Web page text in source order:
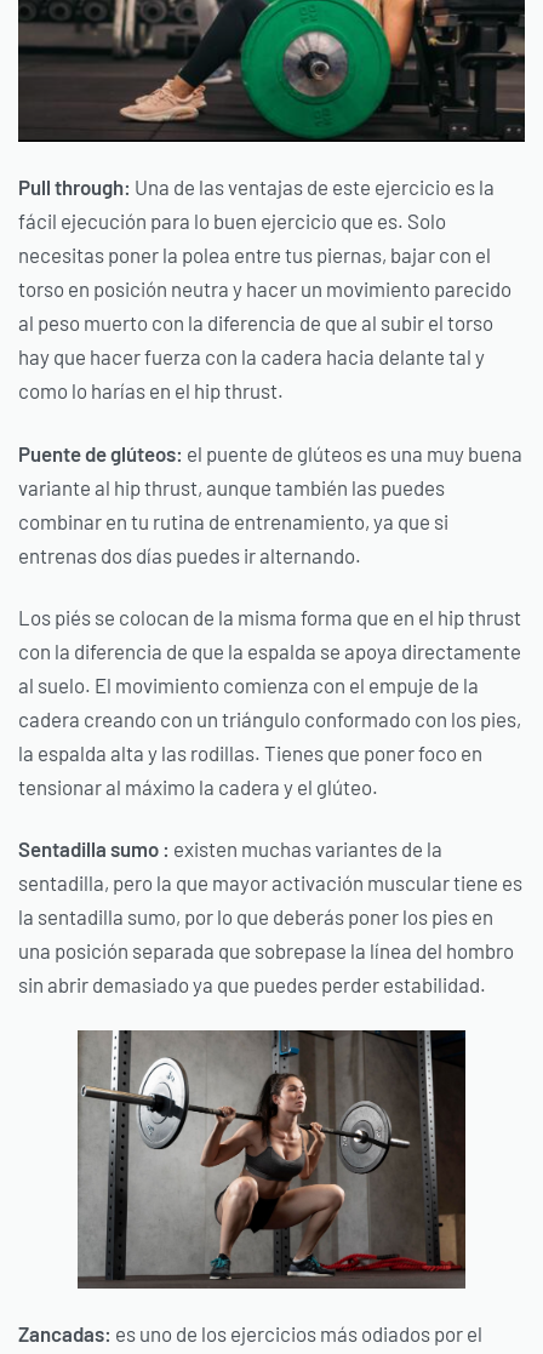
Pull through: Una de las ventajas de este ejercicio es la
fácil ejecución para lo buen ejercicio que es. Solo
necesitas poner la polea entre tus piernas, bajar con el
torso en posición neutra y hacer un movimiento parecido
al peso muerto con la diferencia de que al subir el torso
hay que hacer fuerza con la cadera hacia delante tal y
como lo harías en el hip thrust.
Puente de glúteos: el puente de glúteos es una muy buena
variante al hip thrust, aunque también las puedes
combinar en tu rutina de entrenamiento, ya que si
entrenas dos días puedes ir alternando.
Los piés se colocan de la misma forma que en el hip thrust
con la diferencia de que la espalda se apoya directamente
al suelo. El movimiento comienza con el empuje de la
cadera creando con un triángulo conformado con los pies,
la espalda alta y las rodillas. Tienes que poner foco en
tensionar al máximo la cadera y el glúteo.
Sentadilla sumo : existen muchas variantes de la
sentadilla, pero la que mayor activación muscular tiene es
la sentadilla sumo, por lo que deberás poner los pies en
una posición separada que sobrepase la línea del hombro
sin abrir demasiado ya que puedes perder estabilidad.
Zancadas: es uno de los ejercicios más odiados por el